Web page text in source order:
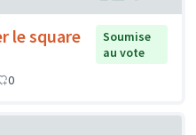
le square
Soumise
au vote
0